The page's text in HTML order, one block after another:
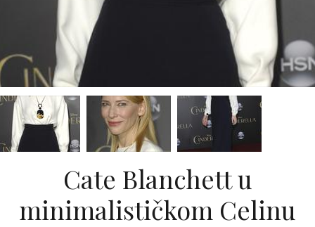
Cate Blanchett u
minimalističkom Celinu